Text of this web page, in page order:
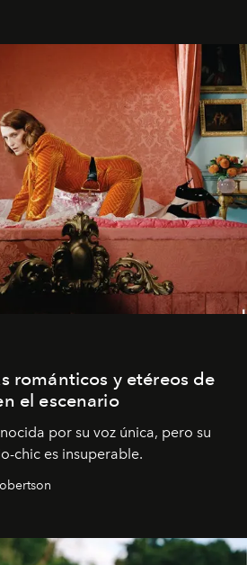
románticos y etéreos de
el escenario
por su voz única, pero su
chic es insuperable.